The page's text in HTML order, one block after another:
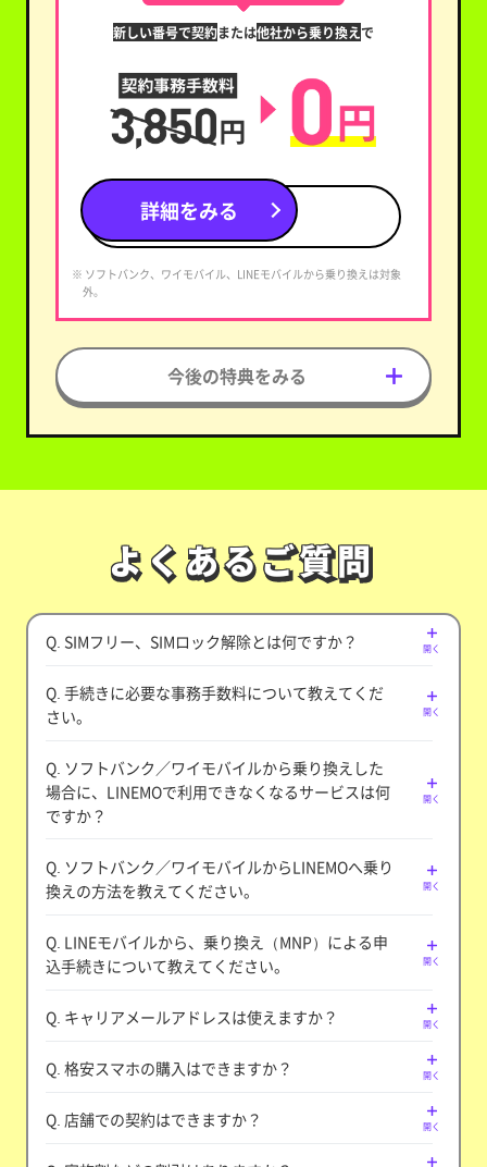
新しい番号で契約または他社から乗り換えで
詳細をみる
※ ソフトバンク、ワイモバイル、LINEモバイルから乗り換えは対象
外。
今後の特典をみる
よくあるご質問
よくあるご質問
Q. SIMフリー、SIMロック解除とは何ですか？ 開く
Q. 手続きに必要な事務手数料について教えてくだ
さい。
開く
Q. ソフトバンク／ワイモバイルから乗り換えした
場合に、LINEMOで利用できなくなるサービスは何
ですか？
開く
Q. ソフトバンク／ワイモバイルからLINEMOへ乗り
換えの方法を教えてください。
開く
Q. LINEモバイルから、乗り換え（MNP）による申
込手続きについて教えてください。
開く
Q. キャリアメールアドレスは使えますか？ 開く
Q. 格安スマホの購入はできますか？ 開く
Q. 店舗での契約はできますか？ 開く